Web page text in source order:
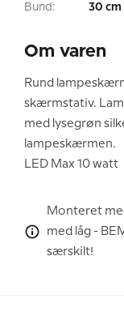
Bund: 30 cm
Om varen
Rund
skærmstativ.
med lysegrøn
lampeskærmen.
LED Max 10 watt
Monteret
med låg -
særskilt!